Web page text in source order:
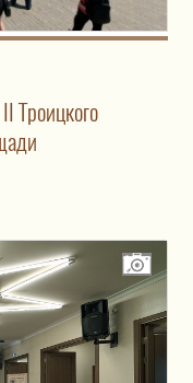
Троицкого